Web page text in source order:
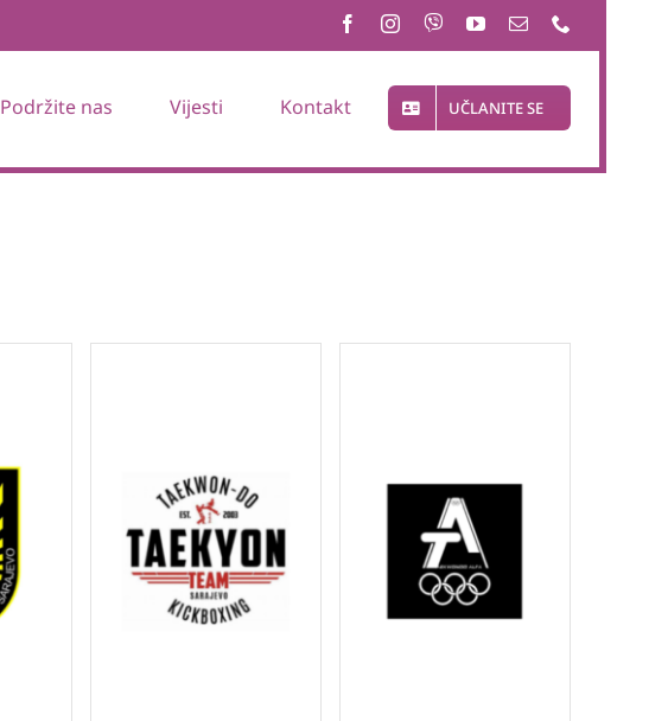
Podržite nas Vijesti Kontakt UČLANITE SE